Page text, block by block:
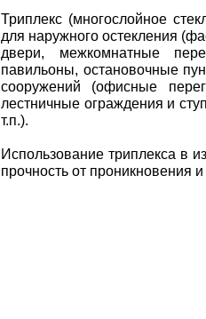
Триплекс (многослойное
для наружного остекления
двери, межкомнатные
павильоны, остановочные
сооружений (офисные
лестничные ограждения и
т.п.).
Использование триплекса в
прочность от проникновения